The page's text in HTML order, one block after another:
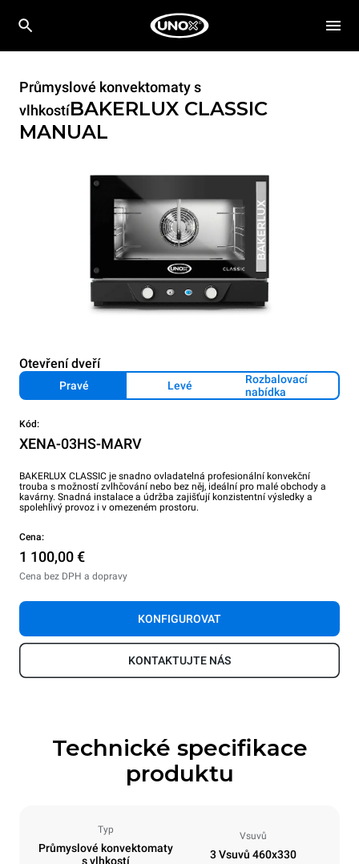
Průmyslové konvektomaty s
vlhkostíBAKERLUX CLASSIC
MANUAL
Otevření dveří
Pravé Levé
Rozbalovací
nabídka
Kód:
XENA-03HS-MARV
BAKERLUX CLASSIC je snadno ovladatelná profesionální konvekční
trouba s možností zvlhčování nebo bez něj, ideální pro malé obchody a
kavárny. Snadná instalace a údržba zajišťují konzistentní výsledky a
spolehlivý provoz i v omezeném prostoru.
Cena:
1 100,00 €
Cena bez DPH a dopravy
KONFIGUROVAT
KONTAKTUJTE NÁS
Technické specifikace
produktu
Typ
Průmyslové konvektomaty
s vlhkostí
Vsuvů
3 Vsuvů 460x330